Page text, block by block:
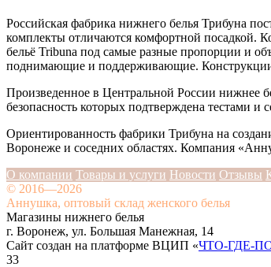
Российская фабрика нижнего белья Трибуна
комплекты отличаются комфортной посадкой.
бельё Tribuna под самые разные пропорции и
поднимающие и поддерживающие.
Произведенное в Центральной России нижнее
безопасность которых подтверждена тестами и
Ориентированность фабрики Трибуна на
Воронеже и соседних областях. Компания
О компании Товары и услуги Новости Отзывы
© 2016—2026
Аннушка, оптовый склад женского белья
Магазины нижнего белья
г. Воронеж, ул. Большая Манежная, 14
Сайт создан на платформе ВЦИП «ЧТО-ГДЕ-
33